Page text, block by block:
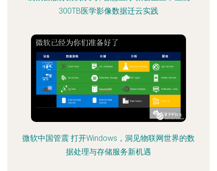
300TB医学影像数据迁云实践
微软中国管震 打开Windows，洞见物联网世界的数
据处理与存储服务新机遇